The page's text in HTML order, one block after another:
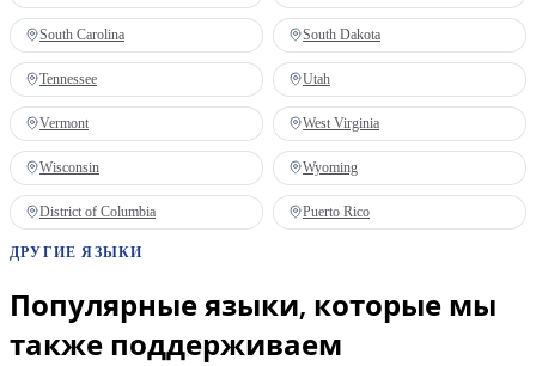
South Carolina South Dakota
Tennessee Utah
Vermont West Virginia
Wisconsin Wyoming
District of Columbia Puerto Rico
ДРУГИЕ ЯЗЫКИ
Популярные языки, которые мы
также поддерживаем